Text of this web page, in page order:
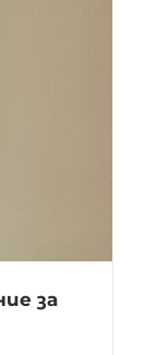
за